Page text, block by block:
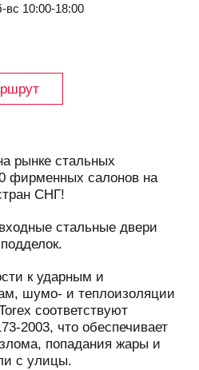
вс 10:00-18:00
рынке стальных
фирменных салонов на
СНГ!
стальные двери
к ударным и
шумо- и теплоизоляции
соответствуют
2003, что обеспечивает
попадания жары и
с улицы.